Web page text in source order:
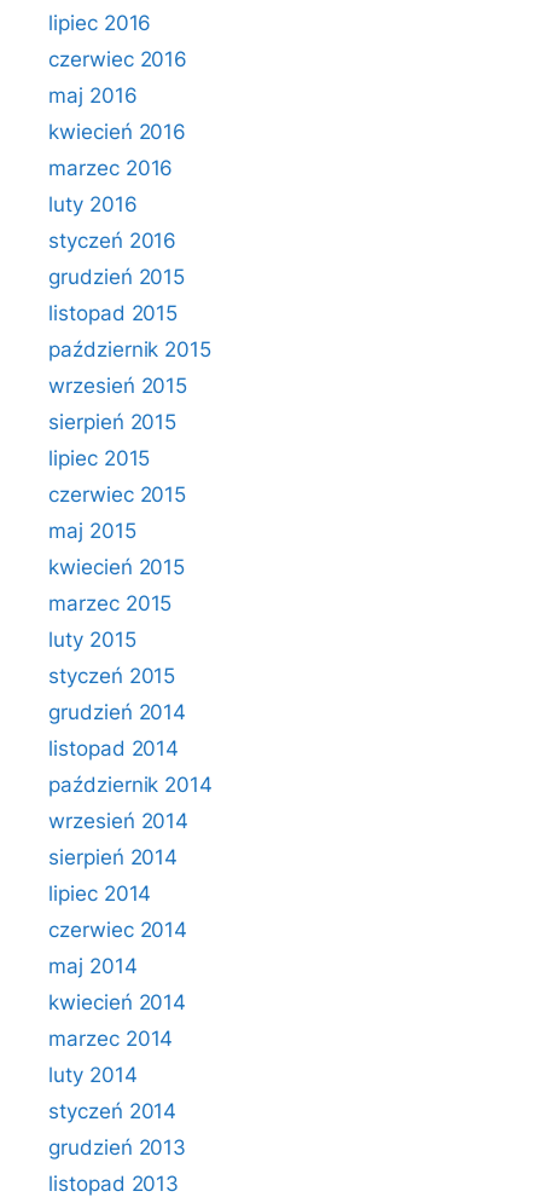
lipiec 2016
czerwiec 2016
maj 2016
kwiecień 2016
marzec 2016
luty 2016
styczeń 2016
grudzień 2015
listopad 2015
październik 2015
wrzesień 2015
sierpień 2015
lipiec 2015
czerwiec 2015
maj 2015
kwiecień 2015
marzec 2015
luty 2015
styczeń 2015
grudzień 2014
listopad 2014
październik 2014
wrzesień 2014
sierpień 2014
lipiec 2014
czerwiec 2014
maj 2014
kwiecień 2014
marzec 2014
luty 2014
styczeń 2014
grudzień 2013
listopad 2013